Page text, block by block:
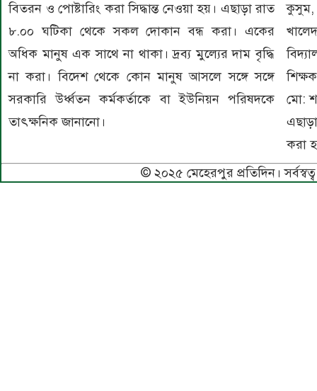
বিতরন ও পোষ্টারিং করা সিদ্ধান্ত নেওয়া হয়। এছাড়া রাত
৮.০০ ঘটিকা থেকে সকল দোকান বন্ধ করা। একের
অধিক মানুষ এক সাথে না থাকা। দ্রব্য মুল্যের দাম বৃদ্ধি
না করা। বিদেশ থেকে কোন মানুষ আসলে সঙ্গে সঙ্গে
সরকারি উর্ধ্বতন কর্মকর্তাকে বা ইউনিয়ন পরিষদকে
তাৎক্ষনিক জানানো।
কুসুম,
মো:
করা
© ২০২৫ মেহেরপুর প্রতিদিন। সর্বস্বত্ব